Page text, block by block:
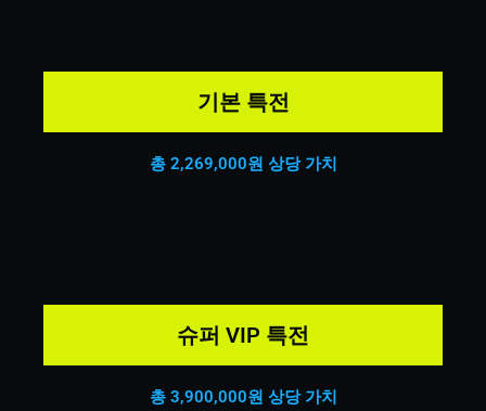
기본 특전
총 2,269,000원 상당 가치
슈퍼 VIP 특전
총 3,900,000원 상당 가치